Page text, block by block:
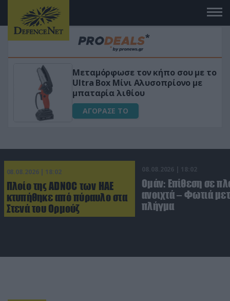
Μεταμόρφωσε τον κήπο σου με το
Ultra Box Μίνι Αλυσοπρίονο με
μπαταρία λιθίου
ΑΓΟΡΑΣΕ ΤΟ
08.08.2026 | 18:02
Πλοίο της ADNOC των ΗΑΕ
κτυπήθηκε από πύραυλο στα
Στενά του Ορμούζ
08.08.2026 | 18:02
Ομάν: Επίθεση σε
ανοιχτά – Φωτιά
πλήγμα